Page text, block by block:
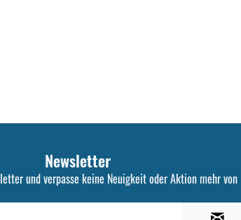
Newsletter
und verpasse keine Neuigkeit oder Aktion mehr